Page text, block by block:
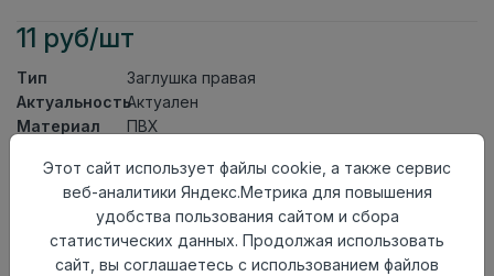
11 руб/шт
Тип
Заглушка правая
АктуальностьАктуален
Материал
ПВХ
Осталось135 шт
Добавить в корзину
Внимание! Внешний вид товара может отличаться от
представленного на настоящем сайте. Проверяйте
Этот сайт использует файлы cookie, а также сервис
веб-аналитики Яндекс.Метрика для повышения
удобства пользования сайтом и сбора
статистических данных. Продолжая использовать
сайт, вы соглашаетесь с использованием файлов